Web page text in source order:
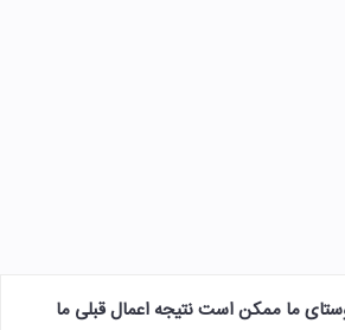
ما ممکن است نتیجه اعمال قبلی ما